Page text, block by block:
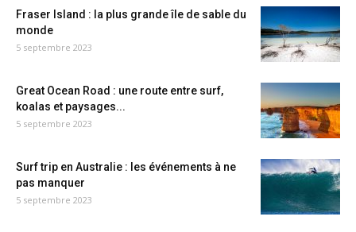
Fraser Island : la plus grande île de sable du
monde
5 septembre 2023
Great Ocean Road : une route entre surf,
koalas et paysages...
5 septembre 2023
Surf trip en Australie : les événements à ne
pas manquer
5 septembre 2023